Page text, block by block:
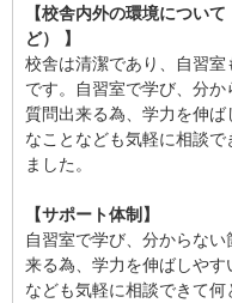
【校舎内外の環境につい
ど） 】
校舎は清潔であり、自習
です。自習室で学び、分
質問出来る為、学力を伸
なことなども気軽に相談
ました。
【サポート体制】
自習室で学び、分からな
来る為、学力を伸ばしや
なども気軽に相談できて